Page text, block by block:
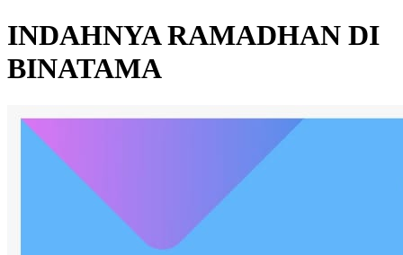
INDAHNYA RAMADHAN DI
BINATAMA